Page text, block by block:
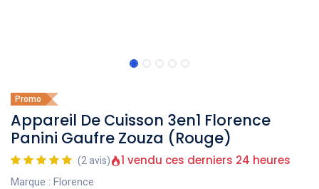
Promo
Appareil De Cuisson 3en1 Florence
Panini Gaufre Zouza (Rouge)
(2 avis) 1 vendu ces derniers 24 heures
Marque : Florence